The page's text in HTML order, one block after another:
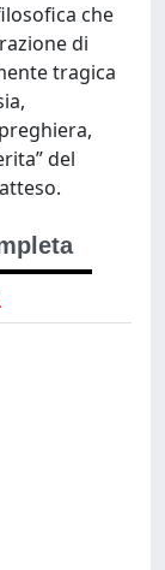
che
di
tragica
del